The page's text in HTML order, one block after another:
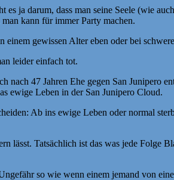
ja darum, dass man seine Seele (wie
kann für immer Party machen.
gewissen Alter eben oder bei
leider einfach tot.
47 Jahren Ehe gegen San Junipero
ewige Leben in der San Junipero Cloud.
Ab ins ewige Leben oder normal
lässt. Tatsächlich ist das was jede
so wie wenn einem jemand von